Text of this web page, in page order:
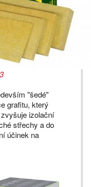
"šedé"
grafitu, který
izolační
střechy a do
účinek na